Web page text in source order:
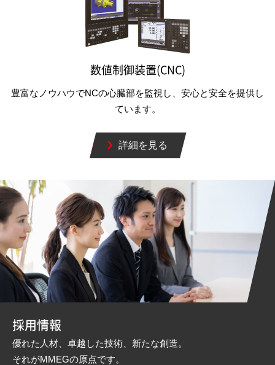
数値制御装置(CNC)
豊富なノウハウでNCの心臓部を監視し、安心と安全を提供し
ています。
詳細を見る
採用情報
優れた人材、卓越した技術、新たな創造。
それがMMEGの原点です。